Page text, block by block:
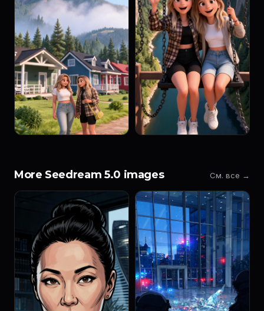
More Seedream 5.0 images См. все →